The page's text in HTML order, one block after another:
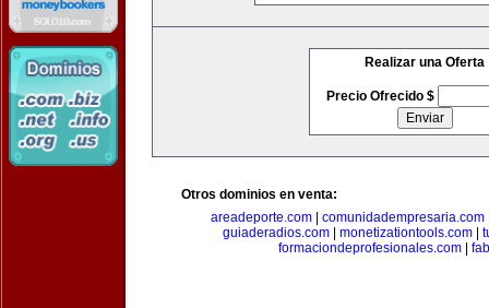
Realizar una Oferta
Precio Ofrecido $
Otros dominios en venta:
areadeporte.com| comunidadempresaria.com
guiaderadios.com| monetizationtools.com|
formaciondeprofesionales.com|